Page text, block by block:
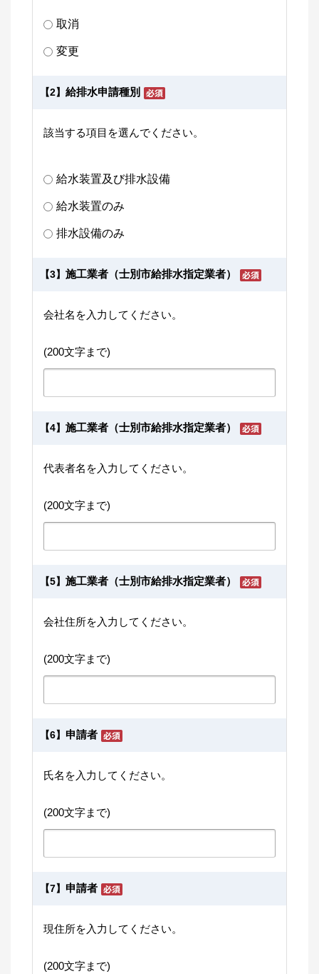
取消
変更
【2】 給排水申請種別
該当する項目を選んでください。
給水装置及び排水設備
給水装置のみ
排水設備のみ
【3】 施工業者（士別市給排水指定業者）
会社名を入力してください。
(200文字まで)
【4】 施工業者（士別市給排水指定業者）
代表者名を入力してください。
(200文字まで)
【5】 施工業者（士別市給排水指定業者）
会社住所を入力してください。
(200文字まで)
【6】 申請者
氏名を入力してください。
(200文字まで)
【7】 申請者
現住所を入力してください。
(200文字まで)